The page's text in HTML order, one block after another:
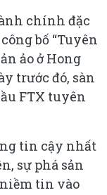
chính đặc
bố “Tuyên
ảo ở Hong
trước đó, sàn
FTX tuyên
tin cậy nhất
sự phá sản
tin vào